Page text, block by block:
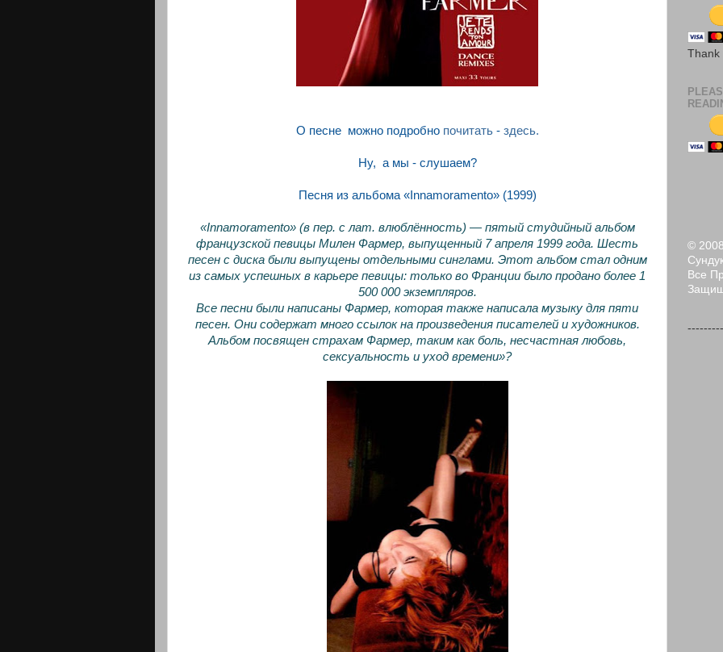
О песне можно подробно почитать- здесь.
Ну, а мы - слушаем?
Песня из альбома «Innamoramento» (1999)
«Innamoramento» (в пер. с лат. влюблённость) — пятый студийный альбом
французской певицы Милен Фармер, выпущенный 7 апреля 1999 года. Шесть
песен с диска были выпущены отдельными синглами. Этот альбом стал одним
из самых успешных в карьере певицы: только во Франции было продано более 1
500 000 экземпляров.
Все песни были написаны Фармер, которая также написала музыку для пяти
песен. Они содержат много ссылок на произведения писателей и художников.
Альбом посвящен страхам Фармер, таким как боль, несчастная любовь,
сексуальность и уход времени»?
Thank
©
Все